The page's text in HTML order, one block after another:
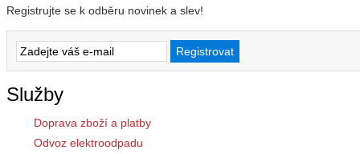
Registrujte se k odběru novinek a slev!
Služby
Doprava zboží a platby
Odvoz elektroodpadu